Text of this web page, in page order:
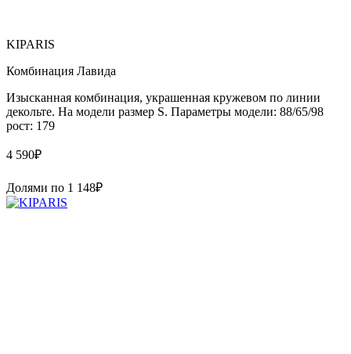
KIPARIS
Комбинация Лавида
Изысканная комбинация, украшенная кружевом по линии
декольте. На модели размер S. Параметры модели: 88/65/98
рост: 179
4 590₽
Долями по 1 148₽